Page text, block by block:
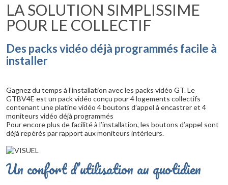
LA SOLUTION SIMPLISSIME
POUR LE COLLECTIF
Des packs vidéo déjà programmés facile à
installer
Gagnez du temps à l’installation avec les packs vidéo GT. Le
GTBV4E est un pack vidéo conçu pour 4 logements collectifs
contenant une platine vidéo 4 boutons d’appel à encastrer et 4
moniteurs vidéo déjà programmés
Pour encore plus de facilité à l’installation, les boutons d’appel sont
déjà repérés par rapport aux moniteurs intérieurs.
Un confort d’utilisation au quotidien